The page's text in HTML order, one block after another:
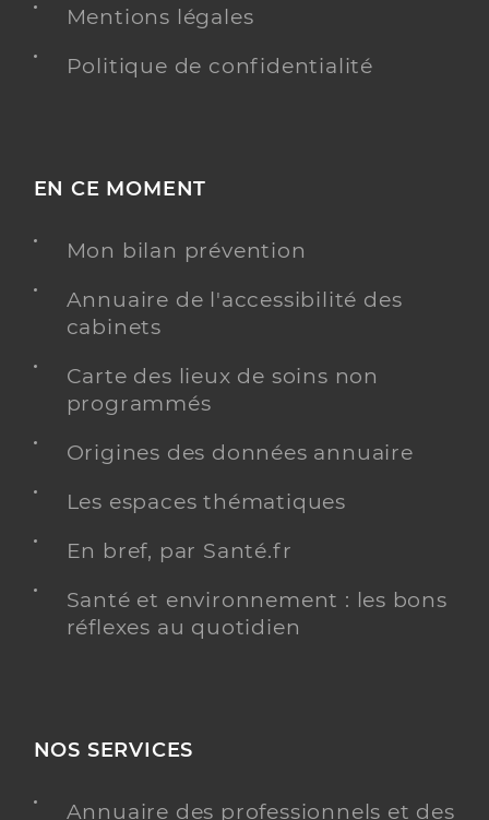
Mentions légales
Politique de confidentialité
EN CE MOMENT
Mon bilan prévention
Annuaire de l'accessibilité des
cabinets
Carte des lieux de soins non
programmés
Origines des données annuaire
Les espaces thématiques
En bref, par Santé.fr
Santé et environnement : les bons
réflexes au quotidien
NOS SERVICES
Annuaire des professionnels et des